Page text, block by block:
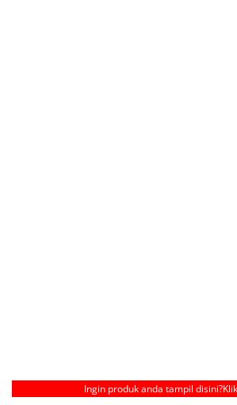
Ingin produk anda tampil disini?